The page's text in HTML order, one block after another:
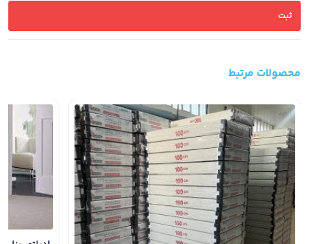
محصولات مرتبط